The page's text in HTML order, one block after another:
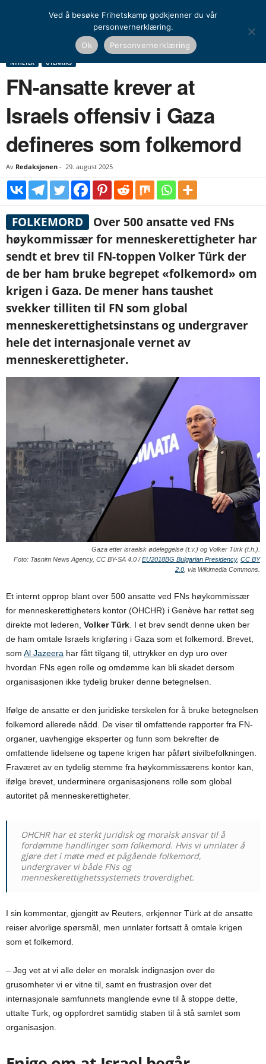
FN-ansatte krever at Israels offensiv i Gaza defineres som
NYHETER UTENRIKS
FN-ansatte krever at
Israels offensiv i Gaza
defineres som folkemord
Av Redaksjonen - 29. august 2025
FOLKEMORD
Over 500 ansatte ved FNs
høykommissær for menneskerettigheter har
sendt et brev til FN-toppen Volker Türk der
de ber ham bruke begrepet «folkemord» om
krigen i Gaza. De mener hans taushet
svekker tilliten til FN som global
menneskerettighetsinstans og undergraver
hele det internasjonale vernet av
menneskerettigheter.
Gaza etter israelsk ødeleggelse (t.v.) og Volker Türk (t.h.).
Foto: Tasnim News Agency, CC BY-SA 4.0 /EU2018BG Bulgarian Presidency, CC BY
2.0 , via Wikimedia Commons.
Et internt opprop blant over 500 ansatte ved FNs høykommissær
for menneskerettigheters kontor (OHCHR) i Genève har rettet seg
direkte mot lederen, Volker Türk . I et brev sendt denne uken ber
de ham omtale Israels krigføring i Gaza som et folkemord. Brevet,
som Al Jazeera har fått tilgang til, uttrykker en dyp uro over
hvordan FNs egen rolle og omdømme kan bli skadet dersom
organisasjonen ikke tydelig bruker denne betegnelsen.
Ifølge de ansatte er den juridiske terskelen for å bruke betegnelsen
folkemord allerede nådd. De viser til omfattende rapporter fra FN-
organer, uavhengige eksperter og funn som bekrefter de
omfattende lidelsene og tapene krigen har påført sivilbefolkningen.
Fraværet av en tydelig stemme fra høykommissærens kontor kan,
ifølge brevet, underminere organisasjonens rolle som global
autoritet på menneskerettigheter.
OHCHR har et sterkt juridisk og moralsk ansvar til å
fordømme handlinger som folkemord. Hvis vi unnlater å
gjøre det i møte med et pågående folkemord,
undergraver vi både FNs og
menneskerettighetssystemets troverdighet.
I sin kommentar, gjengitt av Reuters, erkjenner Türk at de ansatte
reiser alvorlige spørsmål, men unnlater fortsatt å omtale krigen
som et folkemord.
– Jeg vet at vi alle deler en moralsk indignasjon over de
grusomheter vi er vitne til, samt en frustrasjon over det
internasjonale samfunnets manglende evne til å stoppe dette,
uttalte Turk, og oppfordret samtidig staben til å stå samlet som
organisasjon.
Ved å besøke Frihetskamp godkjenner du vår
personvernerklæring.
Ok
Personvernerklæring